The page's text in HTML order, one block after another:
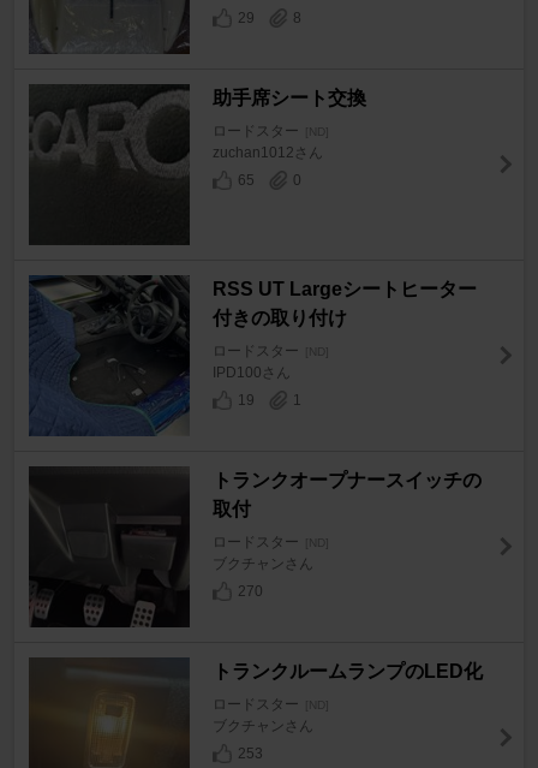
29
8
助手席シート交換
ロードスター [ND]
zuchan1012さん
65
0
RSS UT Largeシートヒーター
付きの取り付け
ロードスター [ND]
IPD100さん
19
1
トランクオープナースイッチの
取付
ロードスター [ND]
ブクチャンさん
270
トランクルームランプのLED化
ロードスター [ND]
ブクチャンさん
253